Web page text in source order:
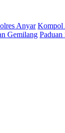
Anyar Kompol
Gemilang